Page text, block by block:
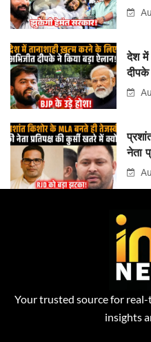
देश में
नेता
Your trusted source for
insights